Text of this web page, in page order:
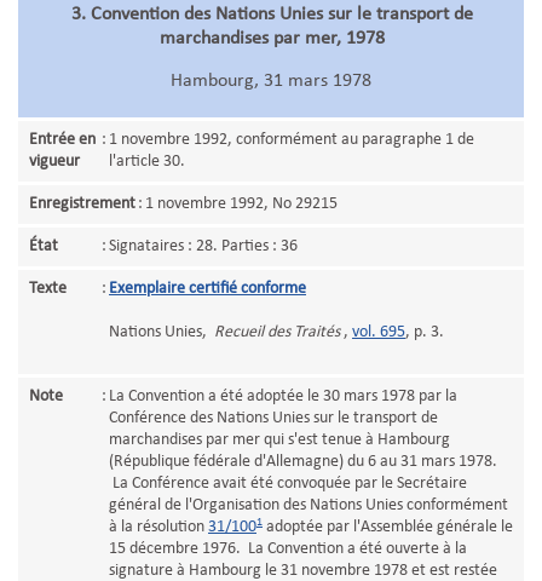
3. Convention des Nations Unies sur le transport de
marchandises par mer, 1978
Hambourg, 31 mars 1978
Entrée en
vigueur
: 1 novembre 1992, conformément au paragraphe 1 de
l'article 30.
Enregistrement : 1 novembre 1992, No 29215
État : Signataires : 28. Parties : 36
Texte : Exemplaire certifié conforme
Nations Unies, Recueil des Traités, vol. 695, p. 3.
Note : La Convention a été adoptée le 30 mars 1978 par la
Conférence des Nations Unies sur le transport de
marchandises par mer qui s'est tenue à Hambourg
(République fédérale d'Allemagne) du 6 au 31 mars 1978.
La Conférence avait été convoquée par le Secrétaire
général de l'Organisation des Nations Unies conformément
à la résolution 31/1001 adoptée par l'Assemblée générale le
15 décembre 1976. La Convention a été ouverte à la
signature à Hambourg le 31 novembre 1978 et est restée